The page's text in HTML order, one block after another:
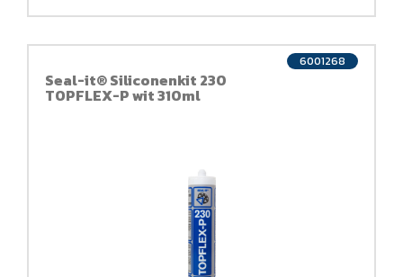
Seal-it® Siliconenkit 230
TOPFLEX-P wit 310ml
6001268